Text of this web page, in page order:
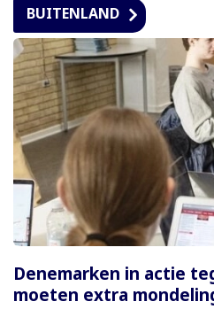
BUITENLAND
Denemarken in actie
moeten extra